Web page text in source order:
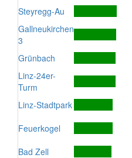
Steyregg-Au
Gallneukirchen
3
Grünbach
Linz-24er-
Turm
Linz-Stadtpark
Feuerkogel
Bad Zell